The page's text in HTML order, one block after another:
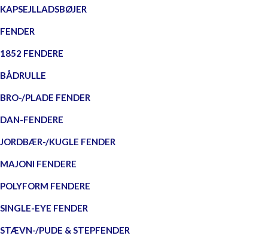
KAPSEJLLADSBØJER
FENDER
1852 FENDERE
BÅDRULLE
BRO-/PLADE FENDER
DAN-FENDERE
JORDBÆR-/KUGLE FENDER
MAJONI FENDERE
POLYFORM FENDERE
SINGLE-EYE FENDER
STÆVN-/PUDE & STEPFENDER